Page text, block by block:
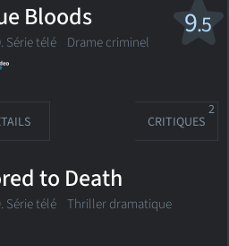
9.5
Bloods
Série télé Drame criminel
CRITIQUES
2
to Death
Série télé Thriller dramatique